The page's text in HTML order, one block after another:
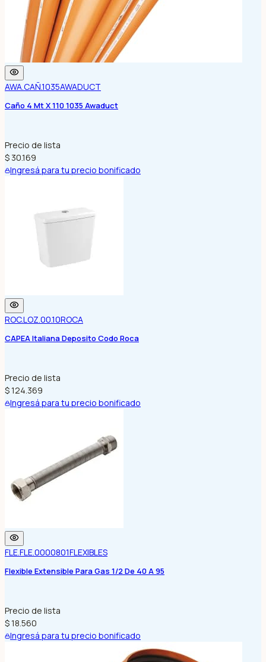
AWA.CAÑ.1035AWADUCT
Caño 4 Mt X 110 1035 Awaduct
Precio de lista
$ 30.169
Ingresá para tu precio bonificado
ROC.LOZ.00.10ROCA
CAPEA Italiana Deposito Codo Roca
Precio de lista
$ 124.369
Ingresá para tu precio bonificado
FLE.FLE.0000801FLEXIBLES
Flexible Extensible Para Gas 1/2 De 40 A 95
Precio de lista
$ 18.560
Ingresá para tu precio bonificado